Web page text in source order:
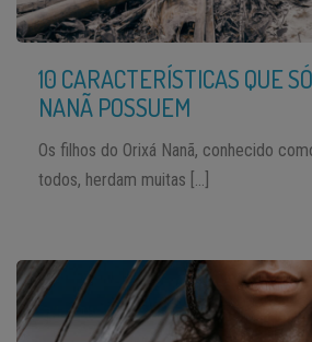
10 CARACTERÍSTICAS QUE
NANÃ POSSUEM
Os filhos do Orixá Nanã, conhecido
todos, herdam muitas […]